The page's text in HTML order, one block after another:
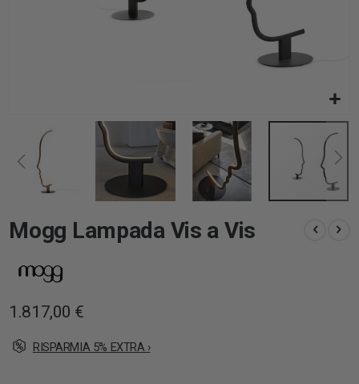
all'inizio
della
di
Mogg Lampada Vis a Vis
1.817,00 €
RISPARMIA 5% EXTRA ›